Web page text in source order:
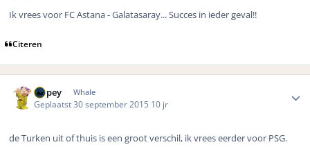
Ik vrees voor FC Astana - Galatasaray... Succes in ieder geval!!
Citeren
Dopey Whale
Geplaatst 30 september 2015 10 jr
de Turken uit of thuis is een groot verschil, ik vrees eerder voor PSG.